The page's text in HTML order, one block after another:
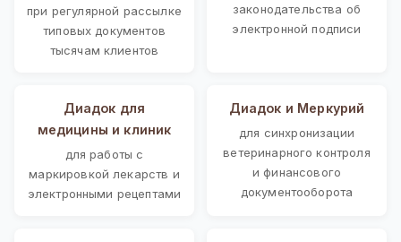
при регулярной рассылке
типовых документов
тысячам клиентов
законодательства об
электронной подписи
Диадок для
медицины и клиник
для работы с
маркировкой лекарств и
электронными рецептами
Диадок и Меркурий
для синхронизации
ветеринарного контроля
и финансового
документооборота